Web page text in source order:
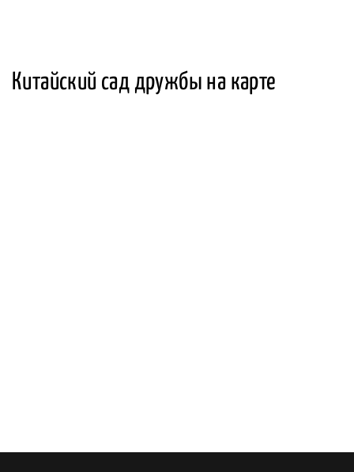
Китайский сад дружбы на карте